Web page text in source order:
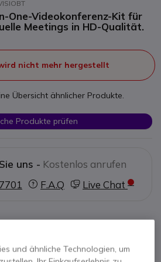
One-Videokonferenz-Kit für
Meetings in HD-Qualität.
nicht mehr hergestellt
Übersicht ähnlicher Produkte.
Produkte prüfen
uns - Kostenlos anrufen
F.A.Q Live Chat
und ähnliche Technologien, um